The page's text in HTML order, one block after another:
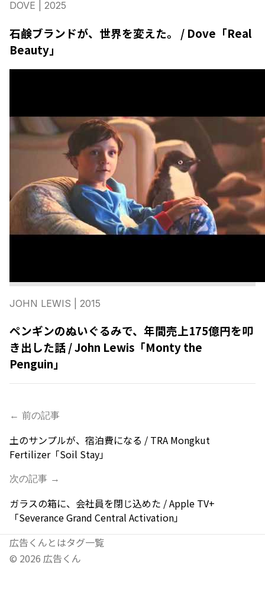
DOVE | 2025
石鹸ブランドが、世界を変えた。 / Dove「Real
Beauty」
JOHN LEWIS | 2015
ペンギンのぬいぐるみで、年間売上175億円を叩
き出した話 / John Lewis「Monty the
Penguin」
← 前の記事
土のサンプルが、宿泊費になる / TRA Mongkut
Fertilizer「Soil Stay」
次の記事 →
ガラスの箱に、会社員を閉じ込めた / Apple TV+
「Severance Grand Central Activation」
広告くんとはタグ一覧
© 2026 広告くん